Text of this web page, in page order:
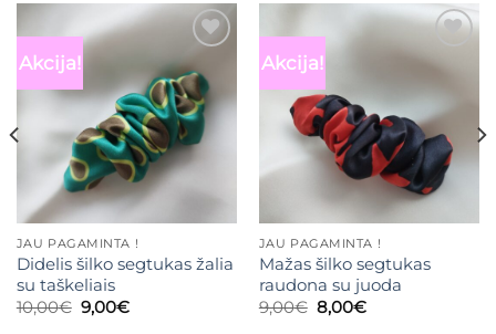
Akcija! Mėgstamiausias
JAU PAGAMINTA !
Didelis šilko segtukas žalia
su taškeliais
10,00€ Original
price
9,00€Current
Akcija! Mėgstamiausias
JAU PAGAMINTA !
Mažas šilko segtukas
raudona su juoda
9,00€ Original
price
8,00€Current